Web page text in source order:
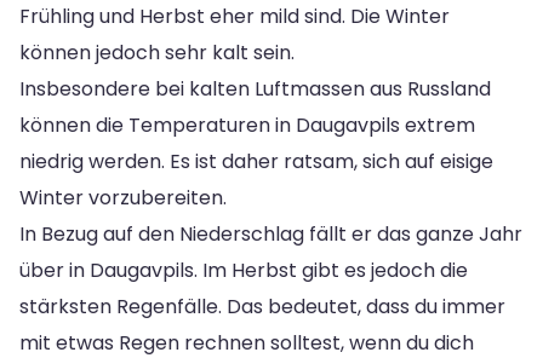
Frühling und Herbst eher mild sind. Die Winter
können jedoch sehr kalt sein.
Insbesondere bei kalten Luftmassen aus Russland
können die Temperaturen in Daugavpils extrem
niedrig werden. Es ist daher ratsam, sich auf eisige
Winter vorzubereiten.
In Bezug auf den Niederschlag fällt er das ganze Jahr
über in Daugavpils. Im Herbst gibt es jedoch die
stärksten Regenfälle. Das bedeutet, dass du immer
mit etwas Regen rechnen solltest, wenn du dich